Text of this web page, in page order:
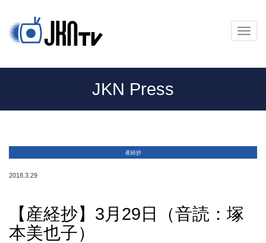
メ
ニ
ー
JKN Press
産経抄
2018.3.29
【産経抄】3月29日（音読：塚
本美也子）